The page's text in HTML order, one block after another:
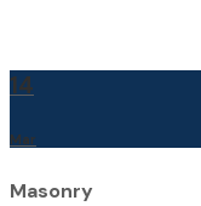
14
Mar
Masonry